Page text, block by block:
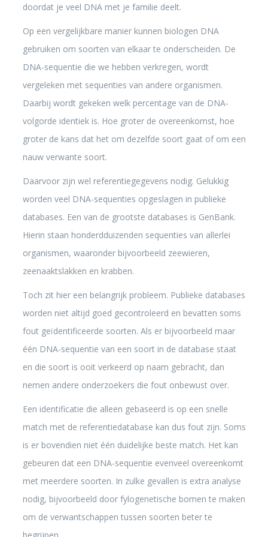
doordat je veel DNA met je familie deelt.
Op een vergelijkbare manier kunnen biologen DNA
gebruiken om soorten van elkaar te onderscheiden. De
DNA-sequentie die we hebben verkregen, wordt
vergeleken met sequenties van andere organismen.
Daarbij wordt gekeken welk percentage van de DNA-
volgorde identiek is. Hoe groter de overeenkomst, hoe
groter de kans dat het om dezelfde soort gaat of om een
nauw verwante soort.
Daarvoor zijn wel referentiegegevens nodig. Gelukkig
worden veel DNA-sequenties opgeslagen in publieke
databases. Een van de grootste databases is GenBank.
Hierin staan honderdduizenden sequenties van allerlei
organismen, waaronder bijvoorbeeld zeewieren,
zeenaaktslakken en krabben.
Toch zit hier een belangrijk probleem. Publieke databases
worden niet altijd goed gecontroleerd en bevatten soms
fout geïdentificeerde soorten. Als er bijvoorbeeld maar
één DNA-sequentie van een soort in de database staat
en die soort is ooit verkeerd op naam gebracht, dan
nemen andere onderzoekers die fout onbewust over.
Een identificatie die alleen gebaseerd is op een snelle
match met de referentiedatabase kan dus fout zijn. Soms
is er bovendien niet één duidelijke beste match. Het kan
gebeuren dat een DNA-sequentie evenveel overeenkomt
met meerdere soorten. In zulke gevallen is extra analyse
nodig, bijvoorbeeld door fylogenetische bomen te maken
om de verwantschappen tussen soorten beter te
begrijpen.